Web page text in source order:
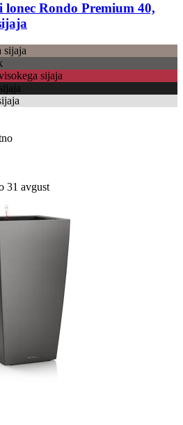
lonec Rondo Premium 40,
sijaja
sijaja
31 avgust